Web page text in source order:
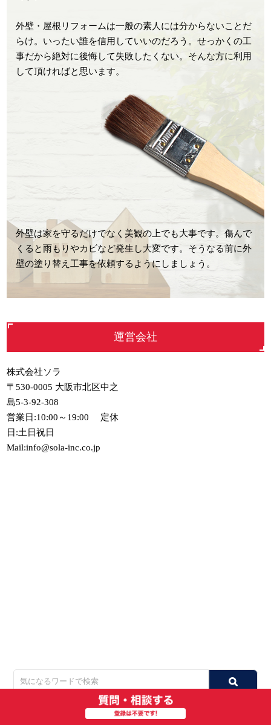
外壁・屋根リフォームは一般の素人には分からないことだ
らけ。いったい誰を信用していいのだろう。せっかくの工
事だから絶対に後悔して失敗したくない。そんな方に利用
して頂ければと思います。
外壁は家を守るだけでなく美観の上でも大事です。傷んで
くると雨もりやカビなど発生し大変です。そうなる前に外
壁の塗り替え工事を依頼するようにしましょう。
運営会社
株式会社ソラ
〒530-0005 大阪市北区中之
島5-3-92-308
営業日:10:00～19:00 定休
日:土日祝日
Mail:info@sola-inc.co.jp